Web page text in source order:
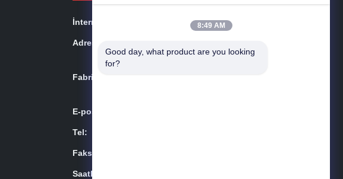
İnternet sitesi:
Adres:
Alanı, Zibo Şehri, Shandong Eyaleti
Fabrika:
E-posta:
Tel:
Faksla.:
Saatler:
8:49 AM
Good day, what product are you looking
for?